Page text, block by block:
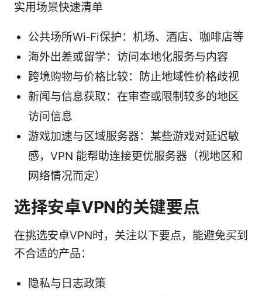
实用场景快速清单
公共场所Wi‑Fi保护：机场、酒店、咖啡店等
海外出差或留学：访问本地化服务与内容
跨境购物与价格比较：防止地域性价格歧视
新闻与信息获取：在审查或限制较多的地区
访问信息
游戏加速与区域服务器：某些游戏对延迟敏
感，VPN 能帮助连接更优服务器（视地区和
网络情况而定）
选择安卓VPN的关键要点
在挑选安卓VPN时，关注以下要点，能避免买到
不合适的产品：
隐私与日志政策